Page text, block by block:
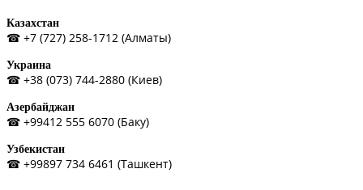
Казахстан
☎ +7 (727) 258-1712 (Алматы)
Украина
☎ +38 (073) 744-2880 (Киев)
Азербайджан
☎ +99412 555 6070 (Баку)
Узбекистан
☎ +99897 734 6461 (Ташкент)